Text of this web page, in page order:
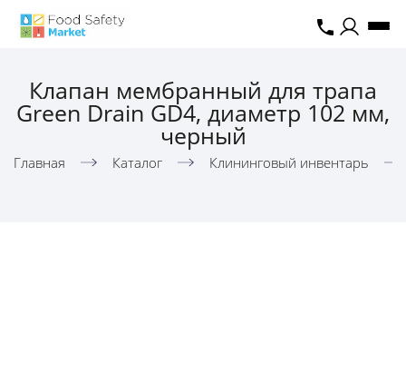
Клапан мембранный для трапа
Green Drain GD4, диаметр 102 мм,
черный
Главная Каталог Клининговый инвентарь